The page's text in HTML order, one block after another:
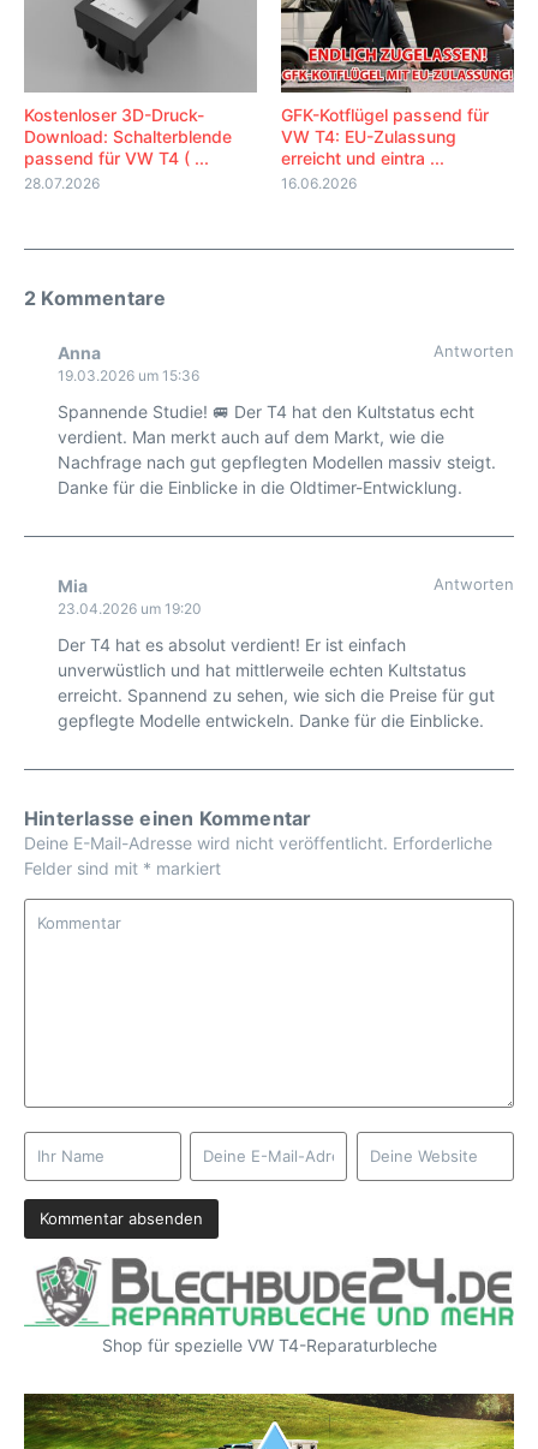
Kostenloser 3D-Druck-
Download: Schalterblende
passend für VW T4 ( ...
28.07.2026
GFK-Kotflügel passend für
VW T4: EU-Zulassung
erreicht und eintra ...
16.06.2026
2 Kommentare
Anna
19.03.2026 um 15:36
Antworten
Spannende Studie! 🚐 Der T4 hat den Kultstatus echt
verdient. Man merkt auch auf dem Markt, wie die
Nachfrage nach gut gepflegten Modellen massiv steigt.
Danke für die Einblicke in die Oldtimer-Entwicklung.
Mia
23.04.2026 um 19:20
Antworten
Der T4 hat es absolut verdient! Er ist einfach
unverwüstlich und hat mittlerweile echten Kultstatus
erreicht. Spannend zu sehen, wie sich die Preise für gut
gepflegte Modelle entwickeln. Danke für die Einblicke.
Hinterlasse einen Kommentar
Deine E-Mail-Adresse wird nicht veröffentlicht. Erforderliche
Felder sind mit * markiert
Shop für spezielle VW T4-Reparaturbleche